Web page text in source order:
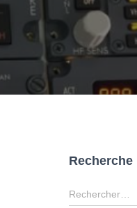
Recherche
Rechercher…